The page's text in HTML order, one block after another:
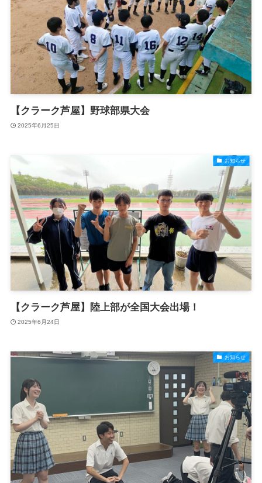
【クラーク芦屋】野球部県大会
2025年6月25日
お知らせ
【クラーク芦屋】陸上部が全国大会出場！
2025年6月24日
お知らせ